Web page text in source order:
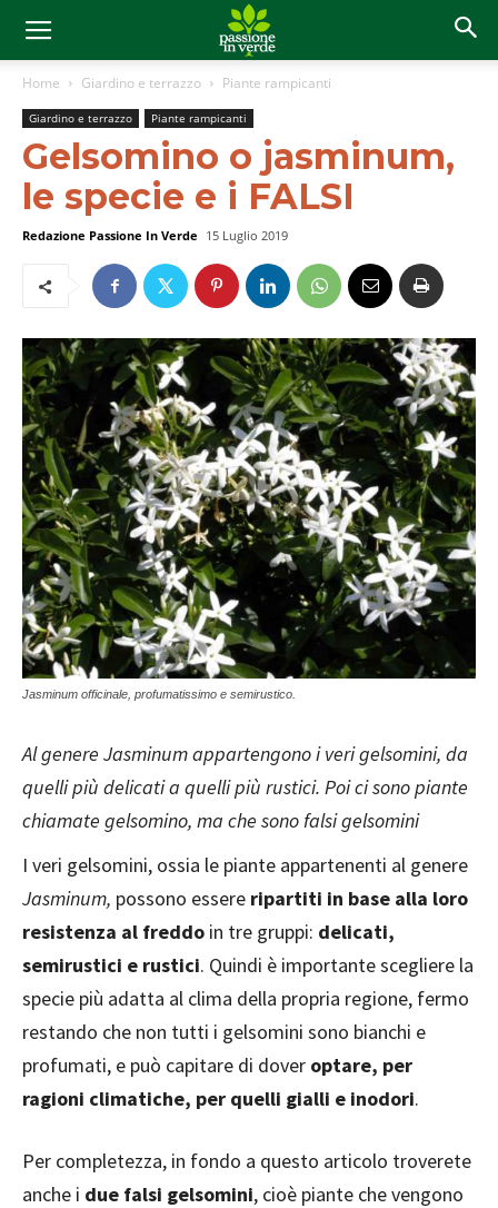
Home Giardino e terrazzo Piante rampicanti
Giardino e terrazzo Piante rampicanti
Gelsomino o jasminum,
le specie e i FALSI
Redazione Passione In Verde 15 Luglio 2019
Jasminum officinale, profumatissimo e semirustico.
Al genere Jasminum appartengono i veri gelsomini, da
quelli più delicati a quelli più rustici. Poi ci sono piante
chiamate gelsomino, ma che sono falsi gelsomini
I veri gelsomini, ossia le piante appartenenti al genere
Jasminum, possono essere ripartiti in base alla loro
resistenza al freddo in tre gruppi: delicati,
semirustici e rustici. Quindi è importante scegliere la
specie più adatta al clima della propria regione, fermo
restando che non tutti i gelsomini sono bianchi e
profumati, e può capitare di dover optare, per
ragioni climatiche, per quelli gialli e inodori.
Per completezza, in fondo a questo articolo troverete
anche i due falsi gelsomini, cioè piante che vengono